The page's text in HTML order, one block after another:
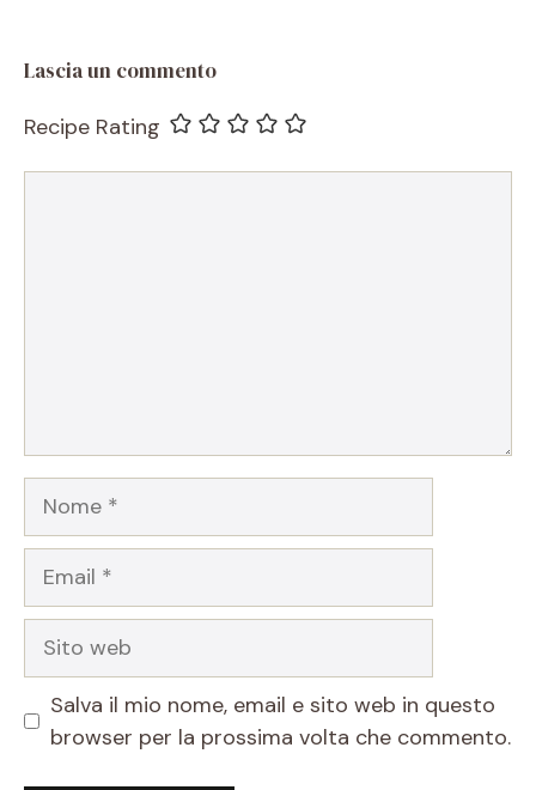
Lascia un commento
Recipe Rating
Sito
Salva il mio nome, email e sito web in questo
browser per la prossima volta che commento.